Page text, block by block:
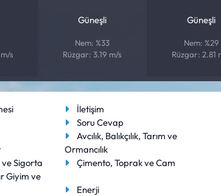
s
Güneşli
Nem: %33
Rüzgar: 3.19 m/s
Güneşli
Nem: %29
Rüzgar: 2.81
İletişim
Soru Cevap
Avcılık, Balıkçılık, Tarım ve
Ormancılık
ve Sigorta
Çimento, Toprak ve Cam
Giyim ve
Enerji